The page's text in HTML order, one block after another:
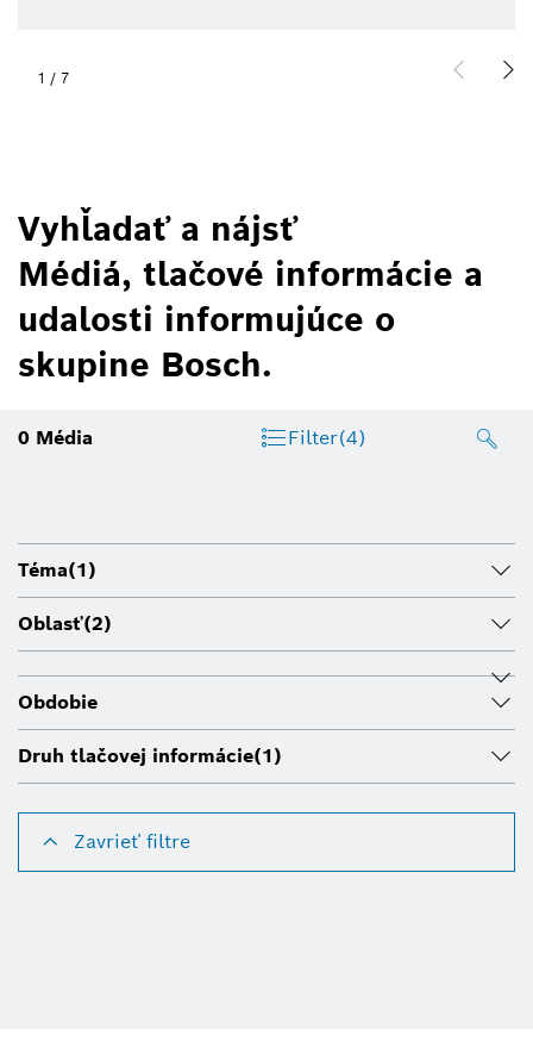
1 / 7
Vyhľadať a nájsť
Médiá, tlačové informácie a
udalosti informujúce o
skupine Bosch.
0 Média Filter(4)
Téma(1)
Oblasť(2)
Obdobie
Druh tlačovej informácie(1)
Zavrieť filtre